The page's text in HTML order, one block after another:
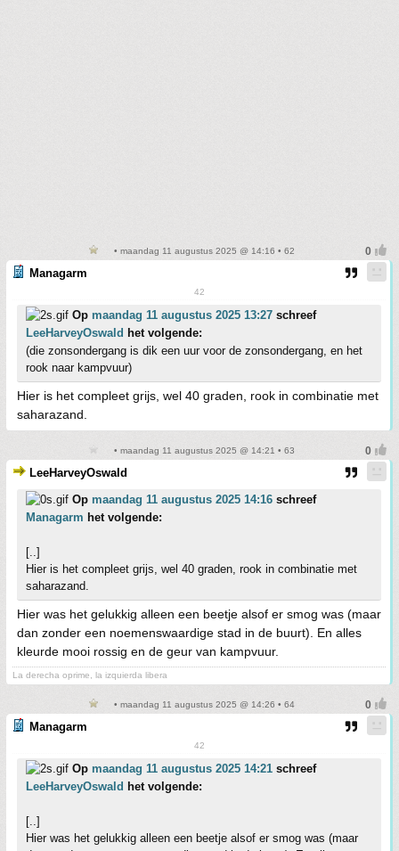
• maandag 11 augustus 2025 @ 14:16 • 62
Managarm
42
Op maandag 11 augustus 2025 13:27 schreef
LeeHarveyOswald het volgende:
(die zonsondergang is dik een uur voor de zonsondergang, en het
rook naar kampvuur)
Hier is het compleet grijs, wel 40 graden, rook in combinatie met
saharazand.
• maandag 11 augustus 2025 @ 14:21 • 63
LeeHarveyOswald
Op maandag 11 augustus 2025 14:16 schreef
Managarm het volgende:
[..]
Hier is het compleet grijs, wel 40 graden, rook in combinatie met
saharazand.
Hier was het gelukkig alleen een beetje alsof er smog was (maar
dan zonder een noemenswaardige stad in de buurt). En alles
kleurde mooi rossig en de geur van kampvuur.
La derecha oprime, la izquierda libera
• maandag 11 augustus 2025 @ 14:26 • 64
Managarm
42
Op maandag 11 augustus 2025 14:21 schreef
LeeHarveyOswald het volgende:
[..]
Hier was het gelukkig alleen een beetje alsof er smog was (maar